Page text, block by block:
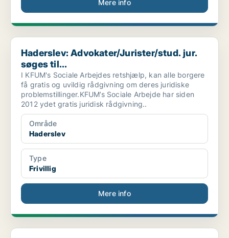
Mere info
Haderslev: Advokater/Jurister/stud. jur. søges til...
Haderslev: Advokater/Jurister/stud. jur.
søges til...
I KFUM's Sociale Arbejdes retshjælp, kan alle borgere
få gratis og uvildig rådgivning om deres juridiske
problemstillinger.KFUM’s Sociale Arbejde har siden
2012 ydet gratis juridisk rådgivning..
Område
Haderslev
Type
Frivillig
Mere info
Haderslev: Bliv frivillig i vores hyggelige genbru...